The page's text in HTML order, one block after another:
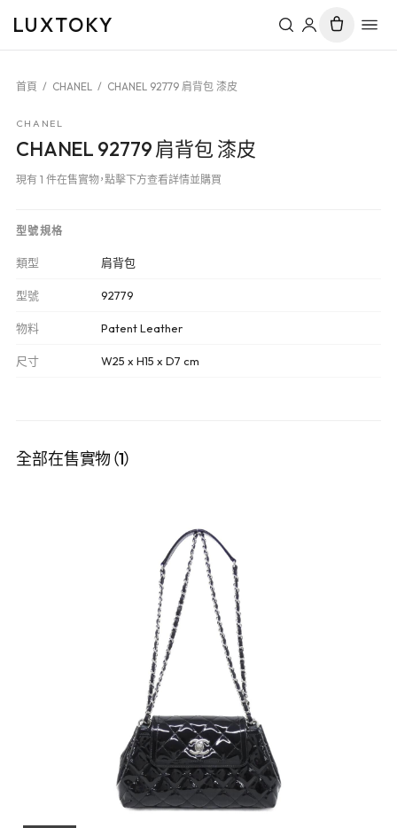
LUXTOKY
首頁 / CHANEL / CHANEL 92779 肩背包 漆皮
CHANEL
CHANEL 92779 肩背包 漆皮
現有 1 件在售實物，點擊下方查看詳情並購買
型號規格
類型 肩背包
型號 92779
物料 Patent Leather
尺寸 W25 x H15 x D7 cm
全部在售實物（1）